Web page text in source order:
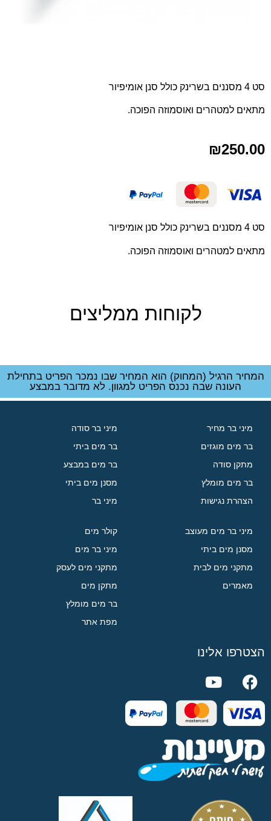
סט 4 מסננים בשרינק כולל סנן אומיפיור
מתאים למטהרים ואוסמוזה הפוכה.
₪250.00
סט 4 מסננים בשרינק כולל סנן אומיפיור
מתאים למטהרים ואוסמוזה הפוכה.
לקוחות ממליצים
המחיר הרגיל (המחוק) הוא המחיר שבו נמכר הפריט בתחילת
העונה שבה נכנס הפריט למגוון. לא מדובר במבצע
מיני בר מחיר
בר מים מוגזים
מתקן סודה
בר מים מומלץ
הצהרת נגישות
מיני בר סודה
בר מים ביתי
בר מים במבצע
מסנן מים ביתי
מיני בר
מיני בר מים מעוצב
מסנן מים ביתי
מתקני מים לבית
מאמרים
קולר מים
מיני בר מים
מתקני מים לעסק
מתקן מים
בר מים מומלץ
מפת אתר
הצטרפו אלינו